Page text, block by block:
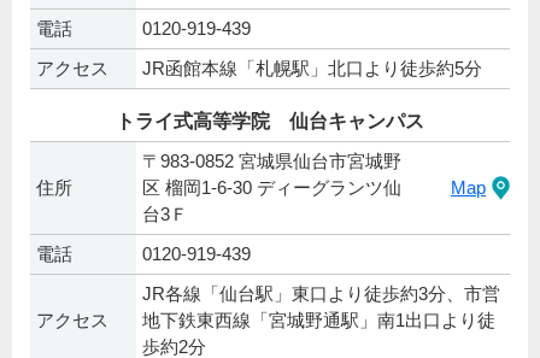
電話
0120-919-439
アクセス
JR函館本線「札幌駅」北口より徒歩約5分
トライ式高等学院 仙台キャンパス
住所
〒983-0852 宮城県仙台市宮城野
区 榴岡1-6-30 ディーグランツ仙
台3Ｆ
Map
電話 0120-919-439
アクセス
JR各線「仙台駅」東口より徒歩約3分、市営
地下鉄東西線「宮城野通駅」南1出口より徒
歩約2分